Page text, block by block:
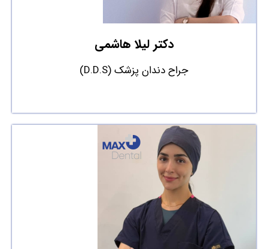
دکتر لیلا هاشمی
جراح دندان پزشک (D.D.S)